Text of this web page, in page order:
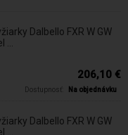
Dalbello FXR W GW
206,10 €
Dostupnosť: Na objednávku
Dalbello FXR W GW